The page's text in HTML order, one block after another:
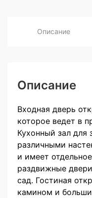
Описание
Описание
Входная дверь
которое ведет в
Кухонный зал для
различными
и имеет
раздвижные
сад. Гостиная
камином и